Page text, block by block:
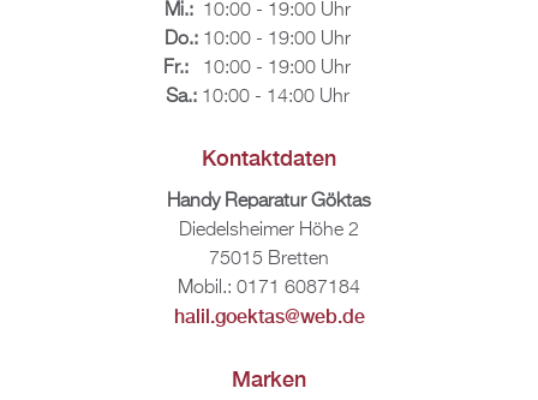
Mi.:10:00 - 19:00 Uhr
Do.: 10:00 - 19:00 Uhr
Fr.: 10:00 - 19:00 Uhr
Sa.:10:00 - 14:00 Uhr
Kon­takt­da­ten
Handy Re­pa­ra­tur Gök­tas
Di­edels­hei­mer Höhe 2
75015 Brett­en
Mobil.: 0171 6087184
halil.​goektas@​web.​de
Mar­ken